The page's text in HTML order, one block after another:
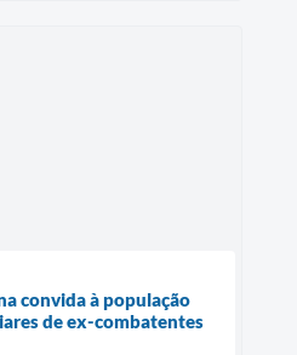
convida à população
de ex-combatentes